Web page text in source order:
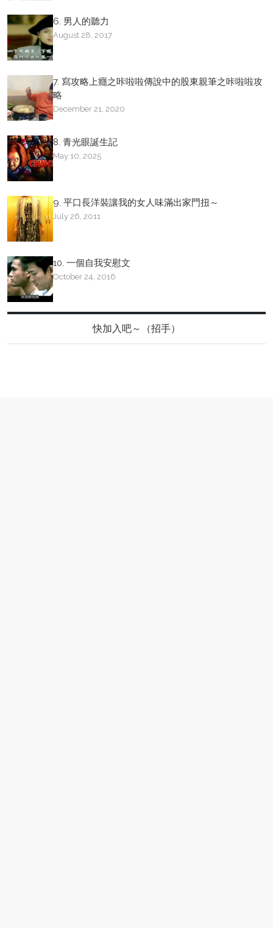
6. 男人的聽力
August 28, 2017
7. 寫攻略上癮之咔啦啦傳說中的股東親筆之咔啦啦攻
略
December 21, 2020
8. 青光眼誕生記
May 10, 2025
9. 平口長洋裝讓我的女人味滿出家門扭～
July 26, 2011
10. 一個自我安慰文
October 24, 2016
快加入吧～（招手）